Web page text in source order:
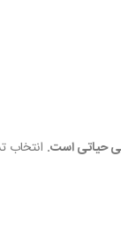
حیاتی است.